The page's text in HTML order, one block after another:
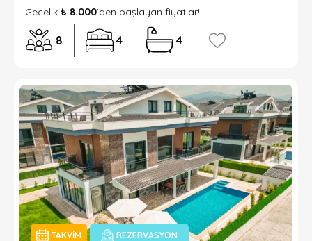
Gecelik ₺ 8.000’den başlayan fiyatlar!
8 4 4
TAKVIM REZERVASYON